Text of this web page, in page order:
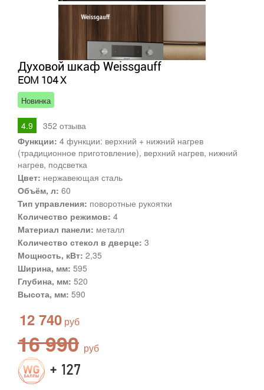
Духовой шкаф Weissgauff
EOM 104 X
Новинка
4.9 352 отзыва
Функции: 4 функции: верхний + нижний нагрев
(традиционное приготовление), верхний нагрев, нижний
нагрев, подсветка
Цвет: нержавеющая сталь
Объём, л: 60
Тип управления: поворотные рукоятки
Количество режимов: 4
Материал панели: металл
Количество стекол в дверце: 3
Мощность, кВт: 2,35
Ширина, мм: 595
Глубина, мм: 520
Высота, мм: 590
12 740
16 990
+ 127